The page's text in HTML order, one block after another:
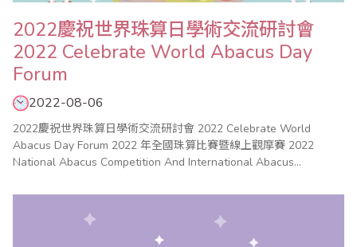
2022慶祝世界珠算日學術交流研討會
2022 Celebrate World Abacus Day
Forum
2022-08-06
2022慶祝世界珠算日學術交流研討會 2022 Celebrate World
Abacus Day Forum 2022 年全國珠算比賽暨線上觀摩賽 2022
National Abacus Competition And International Abacus
Arithmetic Compe..